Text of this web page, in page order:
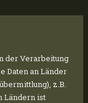
der Verarbeitung
Daten an Länder
z.B.
Ländern ist